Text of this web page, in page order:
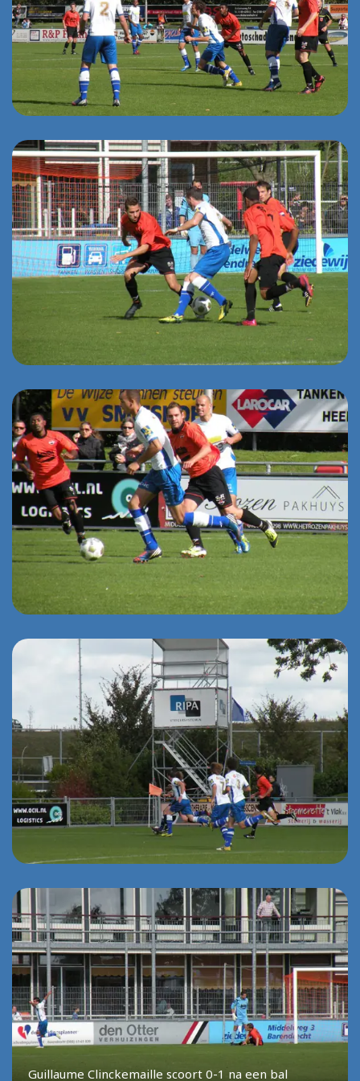
Guillaume Clinckemaille scoort 0-1 na een bal